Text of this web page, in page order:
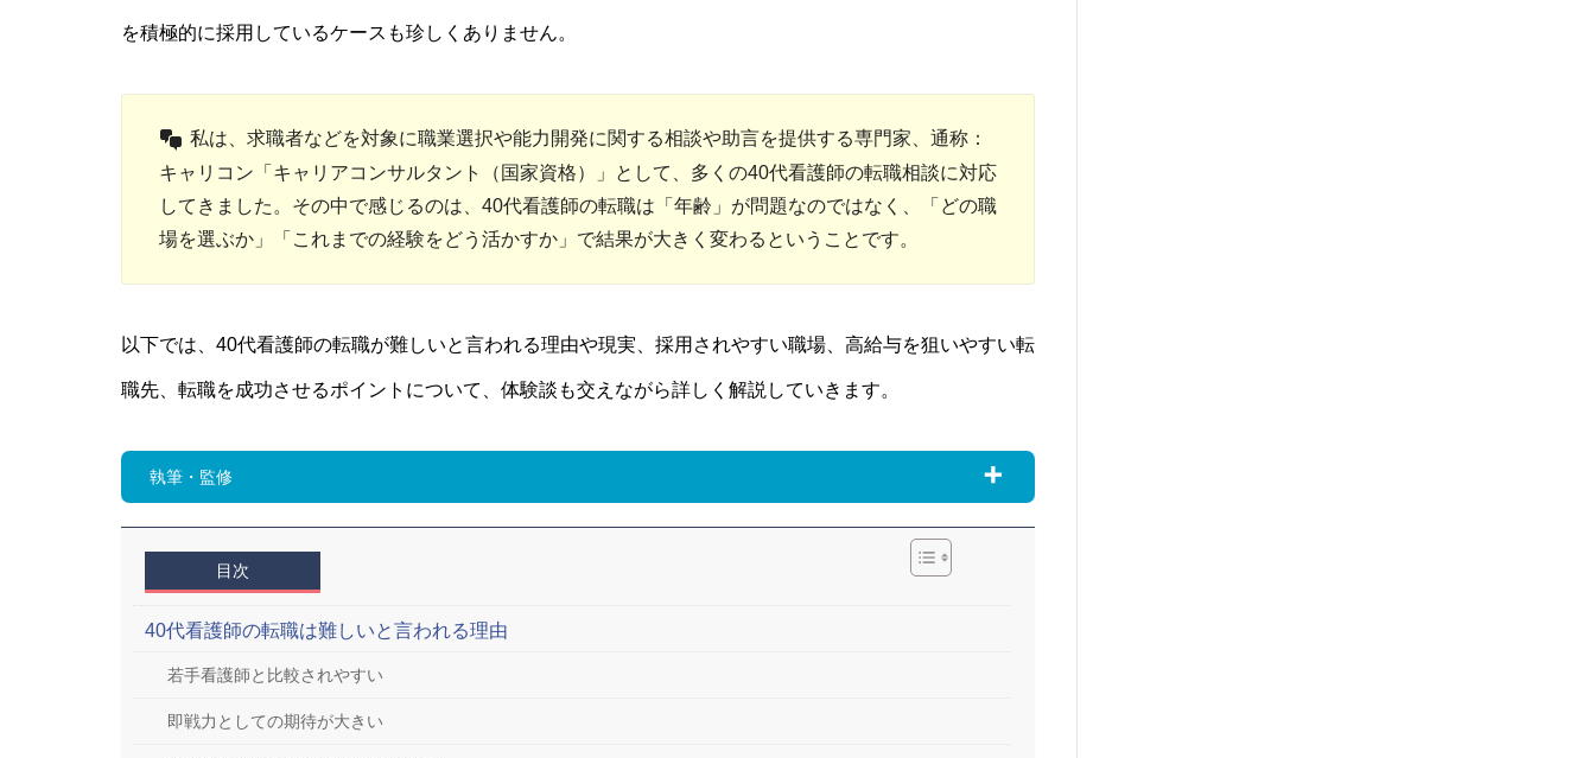
を積極的に採用しているケースも珍しくありません。
私は、求職者などを対象に職業選択や能力開発に関する相談や助言を提供する専門家、通称：
キャリコン「キャリアコンサルタント（国家資格）」として、多くの40代看護師の転職相談に対応
してきました。その中で感じるのは、40代看護師の転職は「年齢」が問題なのではなく、「どの職
場を選ぶか」「これまでの経験をどう活かすか」で結果が大きく変わるということです。
以下では、40代看護師の転職が難しいと言われる理由や現実、採用されやすい職場、高給与を狙いやすい転
職先、転職を成功させるポイントについて、体験談も交えながら詳しく解説していきます。
執筆・監修
目次
40代看護師の転職は難しいと言われる理由
若手看護師と比較されやすい
即戦力としての期待が大きい